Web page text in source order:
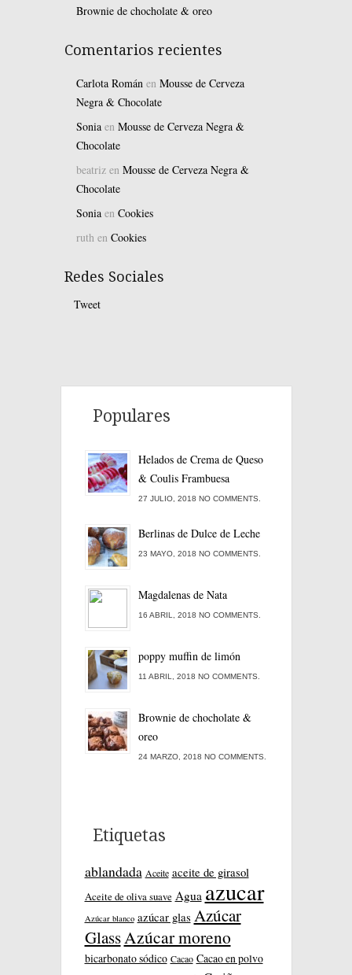
Brownie de chocholate & oreo
Comentarios recientes
Carlota Románen Mousse de Cerveza
Negra & Chocolate
Soniaen Mousse de Cerveza Negra &
Chocolate
beatrizen Mousse de Cerveza Negra &
Chocolate
Soniaen Cookies
ruthen Cookies
Redes Sociales
Tweet
Populares
Helados de Crema de Queso
& Coulis Frambuesa
27 JULIO, 2018 NO COMMENTS.
Berlinas de Dulce de Leche
23 MAYO, 2018 NO COMMENTS.
Magdalenas de Nata
16 ABRIL, 2018 NO COMMENTS.
poppy muffin de limón
11 ABRIL, 2018 NO COMMENTS.
Brownie de chocholate &
oreo
24 MARZO, 2018 NO COMMENTS.
Etiquetas
ablandada Aceite aceite de girasol
Aceite de oliva suave Agua azucar
Azúcar blanco azúcar glas Azúcar
GlassAzúcar moreno
bicarbonato sódico Cacao Cacao en polvo